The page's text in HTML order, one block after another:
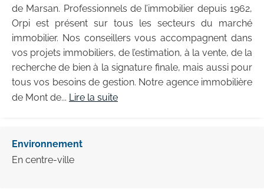
de Marsan. Professionnels de l’immobilier depuis 1962,
Orpi est présent sur tous les secteurs du marché
immobilier. Nos conseillers vous accompagnent dans
vos projets immobiliers, de l’estimation, à la vente, de la
recherche de bien à la signature finale, mais aussi pour
tous vos besoins de gestion. Notre agence immobilière
de Mont de... Lire la suite
Environnement
En centre-ville